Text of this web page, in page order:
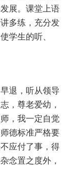
展。课堂上语
多练，充分发
学生的听、
退，听从领导
，尊老爱幼，
，我一定自觉
德标准严格要
应付了事，得
念置之度外，